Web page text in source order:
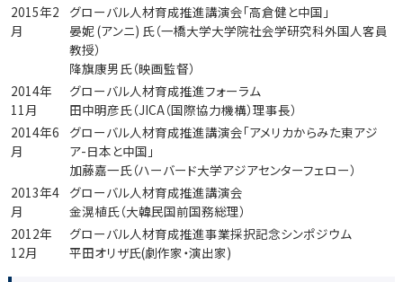
2015年2
月
グローバル人材育成推進講演会「高倉健と中国」
晏妮 (アンニ) 氏（一橋大学大学院社会学研究科外国人客員
教授）
降旗康男氏（映画監督）
2014年
11月
グローバル人材育成推進フォーラム
田中明彦氏（JICA（国際協力機構）理事長）
2014年6
月
グローバル人材育成推進講演会「アメリカからみた東アジ
ア-日本と中国」
加藤嘉一氏（ハーバード大学アジアセンターフェロー）
2013年4
月
グローバル人材育成推進講演会
金滉植氏（大韓民国前国務総理）
2012年
12月
グローバル人材育成推進事業採択記念シンポジウム
平田オリザ氏(劇作家・演出家)